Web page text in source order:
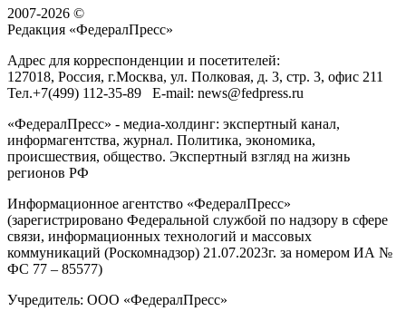
2007-2026 ©
Редакция «ФедералПресс»
Адрес для корреспонденции и посетителей:
127018, Россия, г.Москва, ул. Полковая, д. 3, стр. 3, офис 211
Тел.+7(499) 112-35-89 E-mail: news@fedpress.ru
«ФедералПресс» - медиа-холдинг: экспертный канал,
информагентства, журнал. Политика, экономика,
происшествия, общество. Экспертный взгляд на жизнь
регионов РФ
Информационное агентство «ФедералПресс»
(зарегистрировано Федеральной службой по надзору в сфере
связи, информационных технологий и массовых
коммуникаций (Роскомнадзор) 21.07.2023г. за номером ИА №
ФС 77 – 85577)
Учредитель: ООО «ФедералПресс»